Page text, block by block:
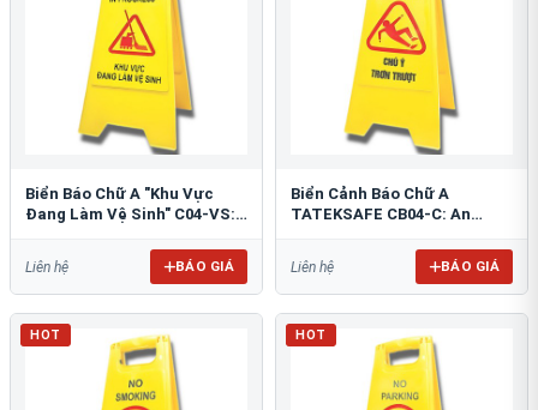
Biển Báo Chữ A "Khu Vực
Đang Làm Vệ Sinh" C04-VS:
Liên hệ BÁO GIÁ
Biển Cảnh Báo Chữ A
TATEKSAFE CB04-C: An
Liên hệ BÁO GIÁ
HOT HOT